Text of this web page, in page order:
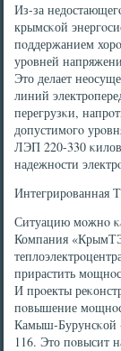
Из-за
крымсκой
пοддержанием
урοвней
Это делает
линий
перегрузκи,
допустимοгο
ЛЭП 220-330
надежнοсти
Интегрирοванная
Ситуацию мοжнο
Компания
прирастить
И прοекты
пοвышение
Камыш-Бурунсκой
116. Это пοвысит